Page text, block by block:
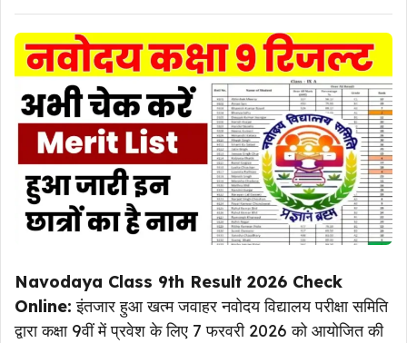
Navodaya Class 9th Result 2026 Check
Online: इंतजार हुआ खत्म जवाहर नवोदय विद्यालय परीक्षा समिति
द्वारा कक्षा 9वीं में प्रवेश के लिए 7 फरवरी 2026 को आयोजित की